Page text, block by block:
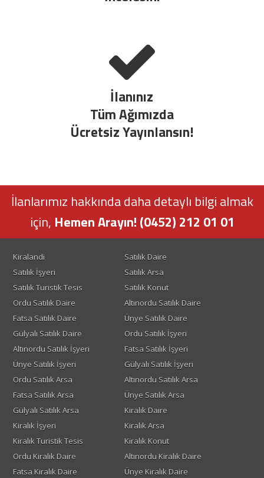
İlanınız
Tüm Ağımızda
Ücretsiz Yayınlansın!
İlanlarımız hakkında daha detaylı bilgi almak
için, Hemen Arayın! (0452) 212 01 01
Kiralandi
Satılık Daire
Satılık İşyeri
Satılık Arsa
Satılık Turistik Tesis
Satılık Konut
Ordu Satılık Daire
Altınordu Satılık Daire
Fatsa Satılık Daire
Ünye Satılık Daire
Gülyalı Satılık Daire
Ordu Satılık İşyeri
Altınordu Satılık İşyeri
Fatsa Satılık İşyeri
Ünye Satılık İşyeri
Gülyalı Satılık İşyeri
Ordu Satılık Arsa
Altınordu Satılık Arsa
Fatsa Satılık Arsa
Ünye Satılık Arsa
Gülyalı Satılık Arsa
Kiralık Daire
Kiralık İşyeri
Kiralık Arsa
Kiralık Turistik Tesis
Kiralık Konut
Ordu Kiralık Daire
Altınordu Kiralık Daire
Fatsa Kiralık Daire
Ünye Kiralık Daire